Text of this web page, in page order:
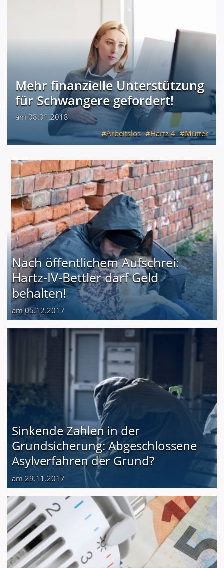
Mehr finanzielle Unterstützung
für Schwangere gefordert!
am 08.01.2018
Arbeitslos
Hartz 4 Mütter
Nach öffentlichem Aufschrei:
Hartz-IV-Bettler darf Geld
behalten!
am 05.12.2017
Sinkende Zahlen in der
Grundsicherung: Abgeschlossene
Asylverfahren der Grund?
am 29.11.2017